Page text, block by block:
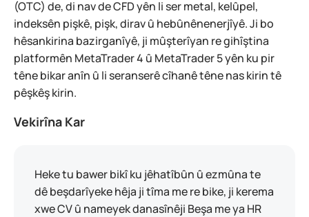
(OTC) de, di nav de CFD yên li ser metal, kelûpel,
indeksên pişkê, pişk, dirav û hebûnênenerjîyê. Ji bo
hêsankirina bazirganîyê, ji mûşterîyan re gihîştina
platformên MetaTrader 4 û MetaTrader 5 yên ku pir
têne bikar anîn û li seranserê cîhanê têne nas kirin tê
pêşkêş kirin.
Vekirîna Kar
Heke tu bawer bikî ku jêhatîbûn û ezmûna te
dê beşdarîyeke hêja ji tîma me re bike, ji kerema
xwe CV û nameyek danasînêji Beşa me ya HR